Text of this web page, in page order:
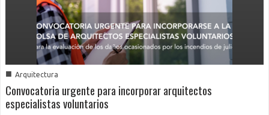
■ Arquitectura
Convocatoria urgente para incorporar arquitectos
especialistas voluntarios